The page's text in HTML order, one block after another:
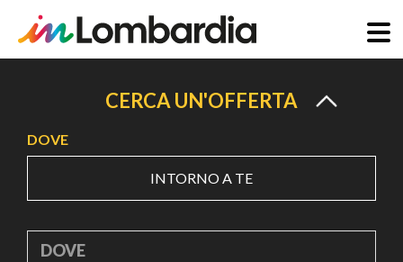
principale
CERCA UN'OFFERTA
DOVE
INTORNO A TE
DOVE